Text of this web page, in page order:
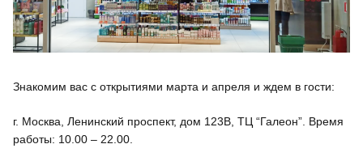
Знакомим вас с открытиями марта и апреля и ждем в гости:
г. Москва, Ленинский проспект, дом 123В, ТЦ “Галеон”. Время
работы: 10.00 – 22.00.